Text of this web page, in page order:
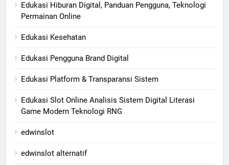
Edukasi Hiburan Digital, Panduan Pengguna, Teknologi
Permainan Online
Edukasi Kesehatan
Edukasi Pengguna Brand Digital
Edukasi Platform & Transparansi Sistem
Edukasi Slot Online Analisis Sistem Digital Literasi
Game Modern Teknologi RNG
edwinslot
edwinslot alternatif